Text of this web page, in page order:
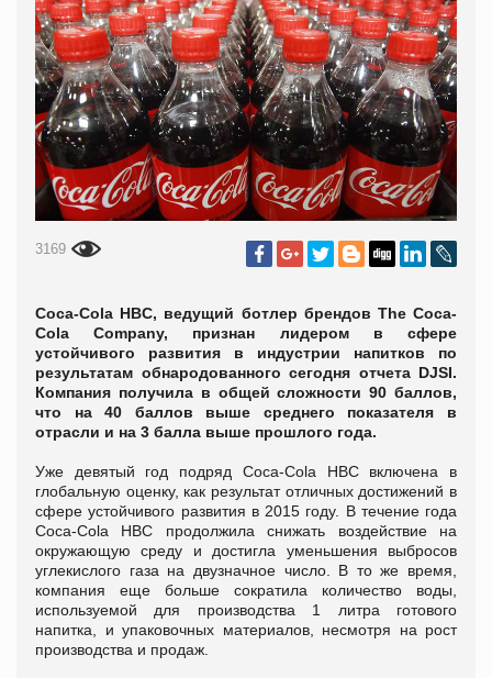
3169
Coca-Cola HBC, ведущий ботлер брендов The Coca-
Cola Company, признан лидером в сфере
устойчивого развития в индустрии напитков по
результатам обнародованного сегодня отчета DJSI.
Компания получила в общей сложности 90 баллов,
что на 40 баллов выше среднего показателя в
отрасли и на 3 балла выше прошлого года.
Уже девятый год подряд Coca-Cola HBC включена в
глобальную оценку, как результат отличных достижений в
сфере устойчивого развития в 2015 году. В течение года
Coca-Cola HBC продолжила снижать воздействие на
окружающую среду и достигла уменьшения выбросов
углекислого газа на двузначное число. В то же время,
компания еще больше сократила количество воды,
используемой для производства 1 литра готового
напитка, и упаковочных материалов, несмотря на рост
производства и продаж.